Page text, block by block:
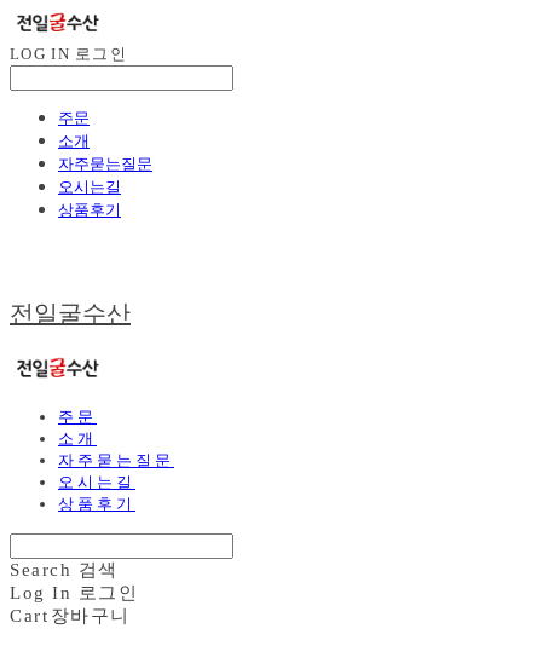
LOG IN 로그인
주문
소개
자주묻는질문
오시는길
상품후기
전일굴수산
주문
소개
자주묻는질문
오시는길
상품후기
Search 검색
Log In
로그인
Cart 장바구니